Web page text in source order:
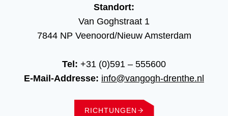
Standort:
Van Goghstraat 1
7844 NP Veenoord/Nieuw Amsterdam
Tel: +31 (0)591 – 555600
E-Mail-Addresse: info@vangogh-drenthe.nl
RICHTUNGEN